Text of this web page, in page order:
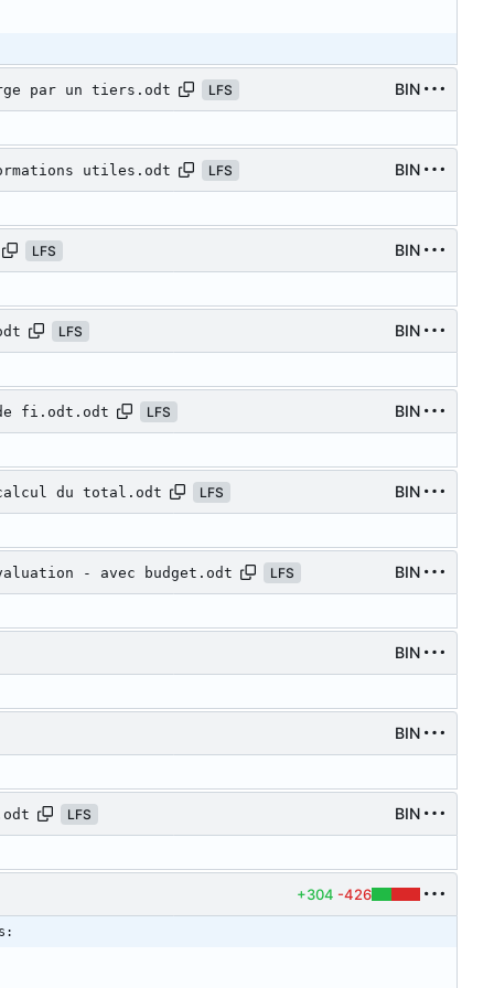
par un tiers.odt LFS BIN
utiles.odt LFS BIN
LFS BIN
LFS BIN
fi.odt.odt LFS BIN
calcul du total.odt LFS BIN
- avec budget.odt LFS BIN
BIN
BIN
LFS BIN
+304 -426